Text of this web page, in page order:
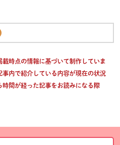
時点の情報に基づいて制作していま
内で紹介している内容が現在の状況
間が経った記事をお読みになる際